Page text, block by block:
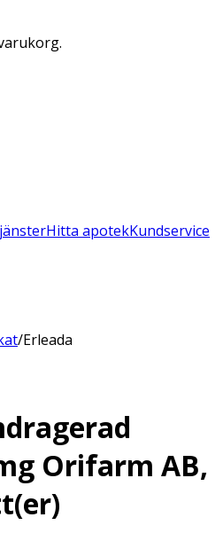
Hitta apotekKundservice
/Erleada
Orifarm AB,